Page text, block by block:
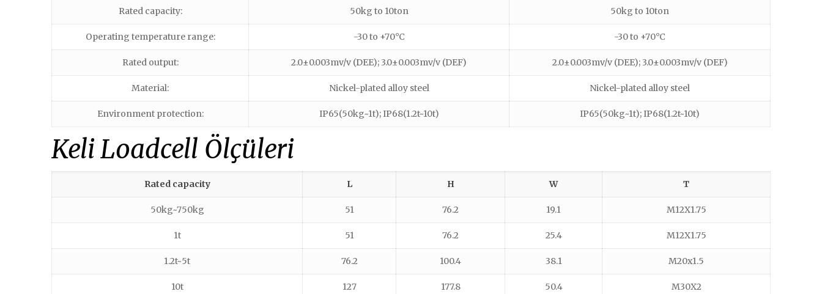
Rated capacity: 50kg to 10ton 50kg to 10ton
Operating temperature range: -30 to +70°C -30 to +70°C
Rated output: 2.0±0.003mv/v (DEE); 3.0±0.003mv/v (DEF) 2.0±0.003mv/v (DEE); 3.0±0.003mv/v (DEF)
Material: Nickel-plated alloy steel Nickel-plated alloy steel
Environment protection: IP65(50kg~1t); IP68(1.2t~10t) IP65(50kg~1t); IP68(1.2t~10t)
Keli Loadcell Ölçüleri
Rated capacity L H W T
50kg~750kg 51 76.2 19.1 M12X1.75
1t 51 76.2 25.4 M12X1.75
1.2t~5t 76.2 100.4 38.1 M20x1.5
10t 127 177.8 50.4 M30X2